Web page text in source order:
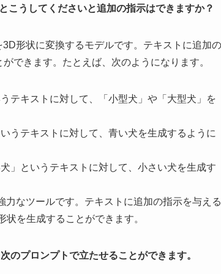
うしてくださいと追加の指示はできますか？
形状に変換するモデルです。テキストに追加の
できます。たとえば、次のようになります。
テキストに対して、「小型犬」や「大型犬」を
うテキストに対して、青い犬を生成するように
」というテキストに対して、小さい犬を生成す
なツールです。テキストに追加の指示を与える
を生成することができます。
のプロンプトで立たせることができます。